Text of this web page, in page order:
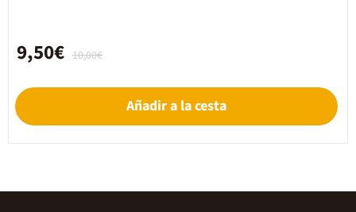
10,00€
9,50€
Añadir a la cesta